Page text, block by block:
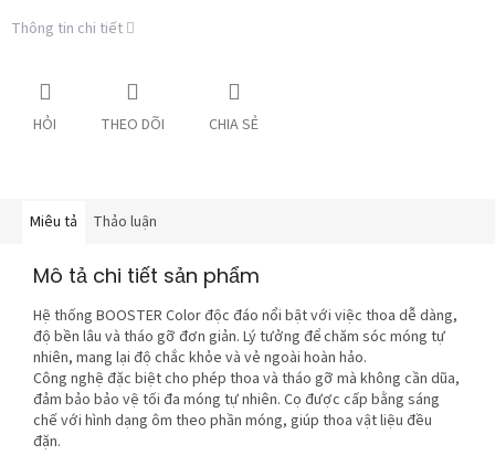
Thông tin chi tiết
HỎI THEO DÕI CHIA SẺ
Miêu tả Thảo luận
Mô tả chi tiết sản phẩm
Hệ thống BOOSTER Color độc đáo nổi bật với việc thoa dễ dàng,
độ bền lâu và tháo gỡ đơn giản. Lý tưởng để chăm sóc móng tự
nhiên, mang lại độ chắc khỏe và vẻ ngoài hoàn hảo.
Công nghệ đặc biệt cho phép thoa và tháo gỡ mà không cần dũa,
đảm bảo bảo vệ tối đa móng tự nhiên. Cọ được cấp bằng sáng
chế với hình dạng ôm theo phần móng, giúp thoa vật liệu đều
đặn.